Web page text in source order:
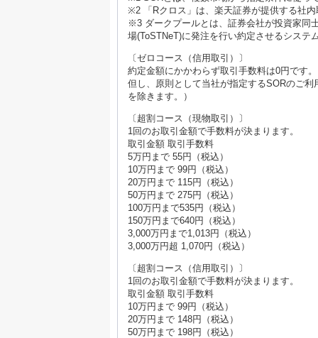
※2 「Rクロス」は、楽天証券が提供する社
※3 ダークプールとは、証券会社が投資家同
場(ToSTNeT)に発注を行い約定させるシステ
〔ゼロコース（信用取引）〕
約定金額にかかわらず取引手数料は0円です。
但し、原則として当社が指定するSORのご
を除きます。）
〔超割コース（現物取引）〕
1回のお取引金額で手数料が決まります。
取引金額 取引手数料
5万円まで 55円（税込）
10万円まで 99円（税込）
20万円まで 115円（税込）
50万円まで 275円（税込）
100万円まで535円（税込）
150万円まで640円（税込）
3,000万円まで1,013円（税込）
3,000万円超 1,070円（税込）
〔超割コース（信用取引）〕
1回のお取引金額で手数料が決まります。
取引金額 取引手数料
10万円まで 99円（税込）
20万円まで 148円（税込）
50万円まで 198円（税込）